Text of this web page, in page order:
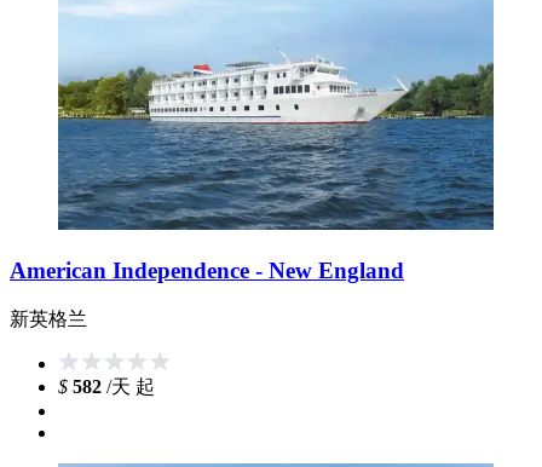
American Independence - New England
新英格兰
$ 582 /天 起